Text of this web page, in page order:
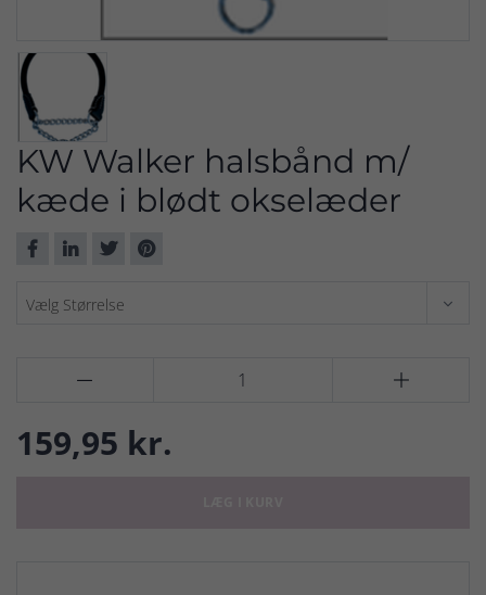
KW Walker halsbånd m/
kæde i blødt okselæder
 
159,95 kr.